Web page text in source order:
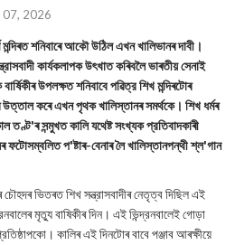
07, 2026
শনিবাৰে আকৌ উঠিল এখন খালিভানৰ দাবী।
কার্যকলাপক উৎখাত কৰিবলৈ ভাৰতীয় সেনাই
উপলক্ষত শনিবাবে পৱিত্র শিখ মন্দিৰটোৰ
কৰে এখন পৃথক খালিস্তানৰ সমর্থকে। শিখ ধর্মৰ
তণ্ট'ৰ সন্মুখত কালি যথেষ্ট সংখ্যক প্রতিবাদকাৰী
ফটোসম্বলিত প'ষ্টাৰ-বেনাৰ লৈ খালিস্তানপন্থী শ্ল'গান
ভিতৰত শিখ সন্ত্রাসবাদীৰ নেতৃত্ব দিছিল এই
মৃত্যু বাষিকীৰ দিন। এই ভিন্দ্রনবালেই গোড়া
কালিৰ এই দিনটোৰ বাবে পঞ্জাব আৰক্ষীয়ে